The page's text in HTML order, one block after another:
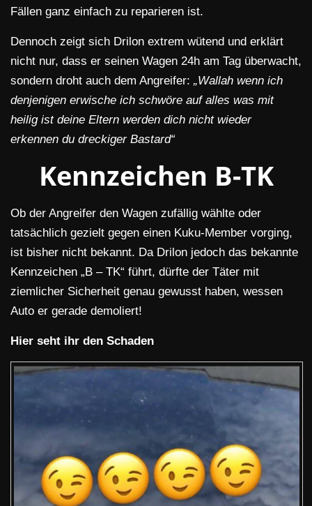
Fällen ganz einfach zu reparieren ist.
Dennoch zeigt sich Drilon extrem wütend und erklärt
nicht nur, dass er seinen Wagen 24h am Tag überwacht,
sondern droht auch dem Angreifer: „Wallah wenn ich
denjenigen erwische ich schwöre auf alles was mit
heilig ist deine Eltern werden dich nicht wieder
erkennen du dreckiger Bastard“
Kennzeichen B-TK
Ob der Angreifer den Wagen zufällig wählte oder
tatsächlich gezielt gegen einen Kuku-Member vorging,
ist bisher nicht bekannt. Da Drilon jedoch das bekannte
Kennzeichen „B – TK“ führt, dürfte der Täter mit
ziemlicher Sicherheit genau gewusst haben, wessen
Auto er gerade demoliert!
Hier seht ihr den Schaden